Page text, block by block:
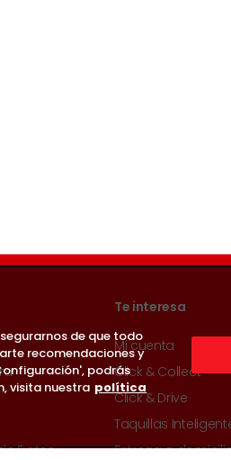
Datos
Te interesa
Mi cuenta
Click & Collect
Click & Drive
Taquillas
Entrega a
de que todo
recomendaciones y
podrás
visita nuestra política